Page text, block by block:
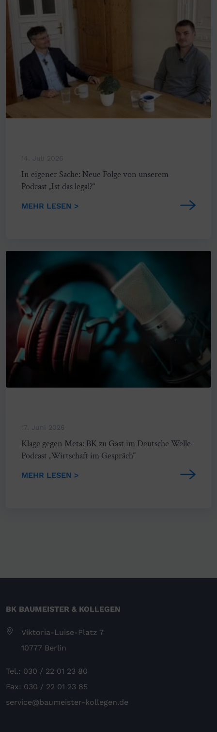
14. Juli 2026
In eigener Sache: Neue Folge von unserem
Podcast „Ist das legal?“
MEHR LESEN >
17. Juni 2026
Klage gegen Meta: BK zu Gast im Deutsche Welle-
Podcast „Wirtschaft im Gespräch“
MEHR LESEN >
BK BAUMEISTER & KOLLEGEN
Viktoria-Luise-Platz 7
10777 Berlin
Tel.: 030 / 22 01 23 80
Fax: 030 / 22 01 23 85
service@baumeister-kollegen.de